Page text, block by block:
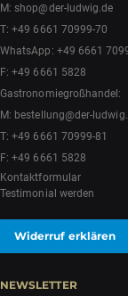
M:shop@der-ludwig.de
T:+49 6661 70999-70
WhatsApp: +49 6661
F: +49 6661 5828
Gastronomiegroßhandel:
M: bestellung@der-
T:+49 6661 70999-81
F: +49 6661 5828
Kontaktformular
Testimonial werden
Widerruf erklären
NEWSLETTER